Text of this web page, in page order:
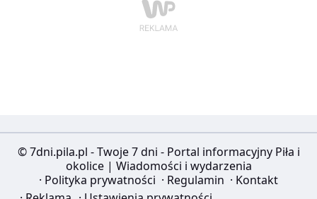
© 7dni.pila.pl - Twoje 7 dni - Portal informacyjny Piła i
okolice | Wiadomości i wydarzenia
· Polityka prywatności · Regulamin · Kontakt